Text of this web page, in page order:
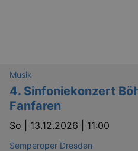
Musik
4. Sinfoniekonzert
Fanfaren
So | 13.12.2026 | 11:00
Semperoper Dresden